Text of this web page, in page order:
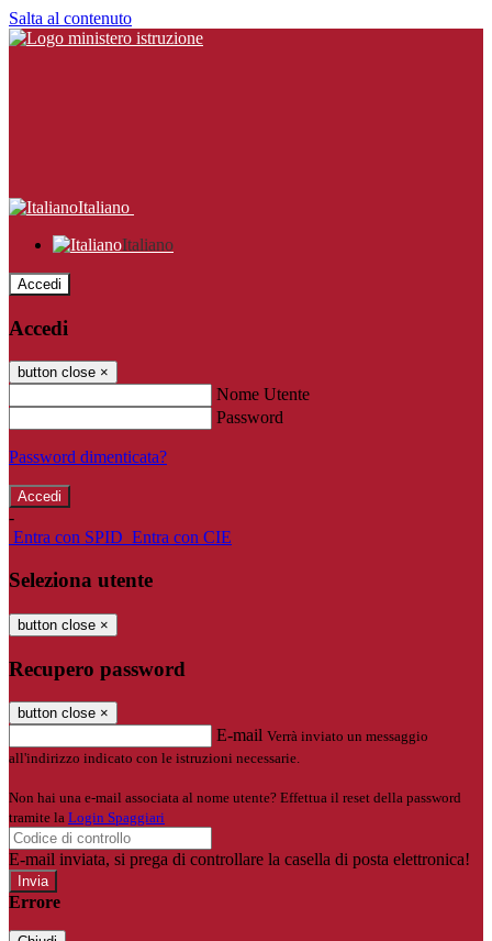
Salta al contenuto
Italiano
Italiano
Accedi
Accedi
button close ×
Nome Utente
Password
Password dimenticata?
-
Entra con SPID Entra con CIE
Seleziona utente
button close ×
Recupero password
button close ×
E-mail Verrà inviato un messaggio
all'indirizzo indicato con le istruzioni necessarie.
Non hai una e-mail associata al nome utente? Effettua il reset della password
tramite la Login Spaggiari
E-mail inviata, si prega di controllare la casella di posta elettronica!
Errore